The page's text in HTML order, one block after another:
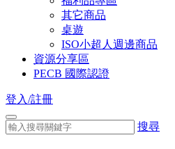
其它商品
桌遊
ISO小超人週邊商品
資源分享區
PECB 國際認證
登入/註冊
搜尋